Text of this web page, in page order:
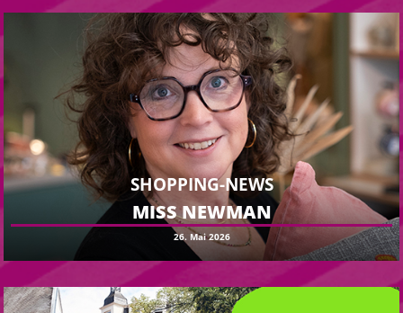
SHOPPING-NEWS
MISS NEWMAN
26. Mai 2026